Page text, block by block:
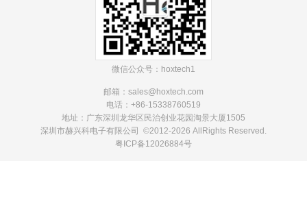
微信公众号：hoxtech1
邮箱：sales@hoxtech.com
电话：+86-15338760519
地址：广东深圳龙华区民治创业花园淘景大厦1505
深圳市赫兴科电子有限公司 ©2012-2026 AllRights Reserved.
粤ICP备12026884号